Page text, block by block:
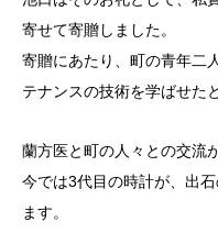
寄せて寄贈しました。
寄贈にあたり、町の青年二
テナンスの技術を学ばせた
蘭方医と町の人々との交流
今では3代目の時計が、出
ます。